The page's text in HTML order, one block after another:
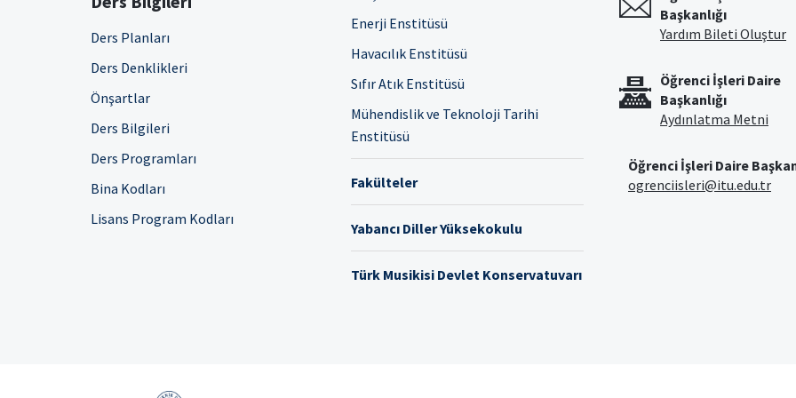
Ders Planları
Ders Denklikleri
Önşartlar
Ders Bilgileri
Ders Programları
Bina Kodları
Lisans Program Kodları
Enerji Enstitüsü
Havacılık Enstitüsü
Sıfır Atık Enstitüsü
Mühendislik ve Teknoloji Tarihi
Enstitüsü
Fakülteler
Yabancı Diller Yüksekokulu
Türk Musikisi Devlet Konservatuvarı
Başkanlığı
Yardım Bileti Oluştur
Öğrenci İşleri Daire
Başkanlığı
Aydınlatma Metni
Öğrenci İşleri Daire
ogrenciisleri@itu.edu.tr